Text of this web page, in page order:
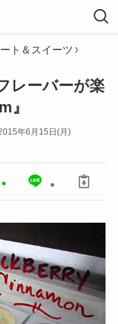
ト＆スイーツ
レーバーが楽
』
年6月15日(月)